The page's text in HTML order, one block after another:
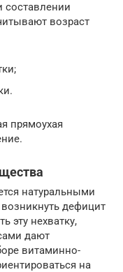
составлении
возраст
прямоухая
натуральными
дефицит
эту нехватку,
дают
витаминно-
на